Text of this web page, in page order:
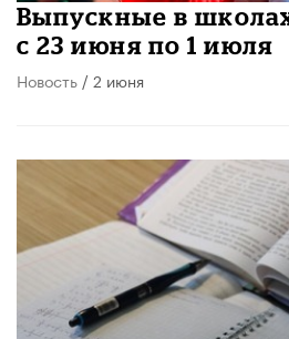
Выпускные в
с 23 июня по 1 июля
Новость / 2 июня